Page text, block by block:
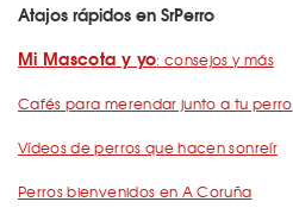
Atajos rápidos en SrPerro
Mi Mascota y yo: consejos y más
Cafés para merendar junto a tu perro
Vídeos de perros que hacen sonreír
Perros bienvenidos en A Coruña